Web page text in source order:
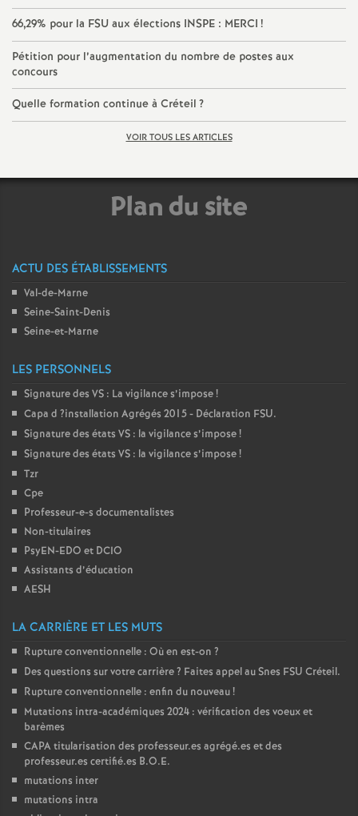
n
s
T
u
66,29% pour la FSU aux élections INSPE : MERCI !
Pétition pour l’augmentation du nombre de postes aux
concours
Quelle formation continue à Créteil ?
VOIR TOUS LES ARTICLES
Plan du site
ACTU DES ÉTABLISSEMENTS
Val-de-Marne
Seine-Saint-Denis
Seine-et-Marne
LES PERSONNELS
Signature des VS : La vigilance s’impose!
Capa d ?installation Agrégés 2015 - Déclaration FSU.
Signature des états VS : la vigilance s’impose!
Signature des états VS : la vigilance s’impose!
Tzr
Cpe
Professeur-e-s documentalistes
Non-titulaires
PsyEN-EDO et DCIO
Assistants d’éducation
AESH
LA CARRIÈRE ET LES MUTS
Rupture conventionnelle : Où en est-on ?
Des questions sur votre carrière? Faites appel au Snes FSU Créteil.
Rupture conventionnelle : enfin du nouveau!
Mutations intra-académiques 2024 : vérification des voeux et
barèmes
CAPAtitularisation des professeur.es agrégé.es et des
professeur.es certifié.es B.O.E.
mutations inter
mutations intra